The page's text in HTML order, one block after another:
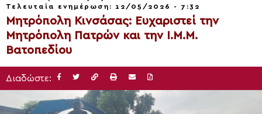
Τελευταία ενημέρωση: 12/05/2026 - 7:32
Μητρόπολη Κινσάσας: Ευχαριστεί την
Μητρόπολη Πατρών και την Ι.Μ.Μ.
Βατοπεδίου
Διαδώστε: